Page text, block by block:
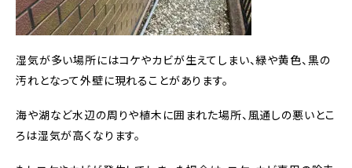
湿気が多い場所にはコケやカビが生えてしまい、緑や黄色、黒の
汚れとなって外壁に現れることがあります。
海や湖など水辺の周りや植木に囲まれた場所、風通しの悪いとこ
ろは湿気が高くなります。